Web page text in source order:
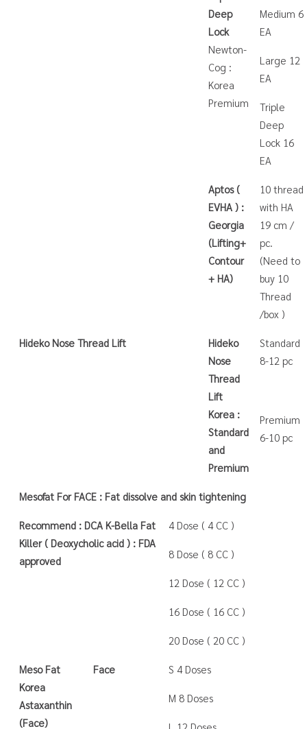
Deep
Lock
Newton-
Cog :
Korea
Premium
Medium 6
EA
Large 12
EA
Triple
Deep
Lock 16
EA
Aptos (
EVHA ) :
Georgia
(Lifting+
Contour
+ HA)
10 thread
with HA
19 cm /
pc.
(Need to
buy 10
Thread
/box )
Hideko Nose Thread Lift
Hideko
Nose
Thread
Lift
Korea :
Standard
and
Premium
Standard
8-12 pc
Premium
6-10 pc
Mesofat For FACE : Fat dissolve and skin tightening
Recommend : DCA K-Bella Fat
Killer ( Deoxycholic acid ) : FDA
approved
4 Dose ( 4 CC )
8 Dose ( 8 CC )
12 Dose ( 12 CC )
16 Dose ( 16 CC )
20 Dose ( 20 CC )
Meso Fat
Korea
Astaxanthin
(Face)
Face S 4 Doses
M 8 Doses